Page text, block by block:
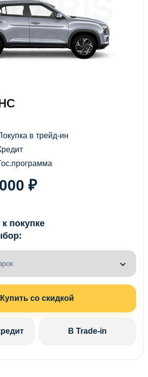
HC
в трейд-ин
₽
покупке
Купить со скидкой
В Trade-in